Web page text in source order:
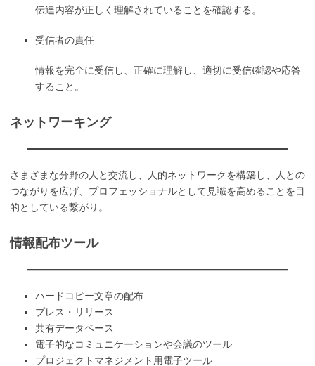
伝達内容が正しく理解されていることを確認する。
受信者の責任
情報を完全に受信し、正確に理解し、適切に受信確認や応答
すること。
ネットワーキング
さまざまな分野の人と交流し、人的ネットワークを構築し、人との
つながりを広げ、プロフェッショナルとして見識を高めることを目
的としている繋がり。
情報配布ツール
ハードコピー文章の配布
プレス・リリース
共有データベース
電子的なコミュニケーションや会議のツール
プロジェクトマネジメント用電子ツール